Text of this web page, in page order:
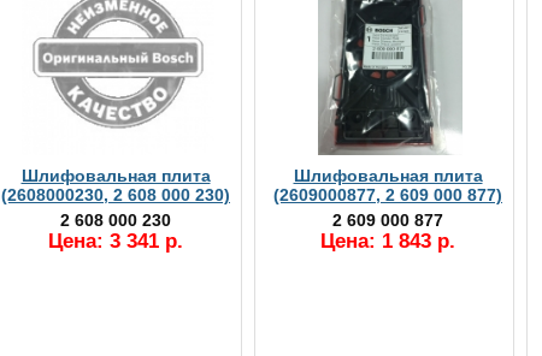
Шлифовальная плита
(2608000230, 2 608 000 230)
2 608 000 230
Цена: 3 341 р.
Шлифовальная плита
(2609000877, 2 609 000 877)
2 609 000 877
Цена: 1 843 р.